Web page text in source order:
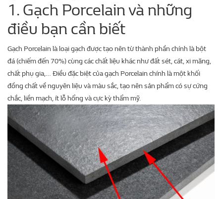
1. Gạch Porcelain và những
điều bạn cần biết
Gạch Porcelain là loại gạch được tạo nên từ thành phần chính là bột
đá (chiếm đến 70%) cùng các chất liệu khác như đất sét, cát, xi măng,
chất phụ gia,… Điều đặc biệt của gạch Porcelain chính là một khối
đồng chất về nguyên liệu và màu sắc, tạo nên sản phẩm có sự cứng
chắc, liền mạch, ít lỗ hổng và cực kỳ thẩm mỹ.